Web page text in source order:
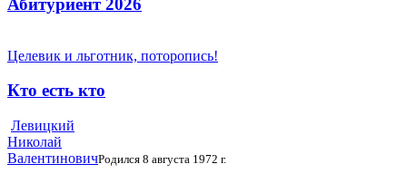
Абитуриент 2026
Целевик и льготник, поторопись!
Кто есть кто
Левицкий
Николай
ВалентиновичРодился 8 августа 1972 г.